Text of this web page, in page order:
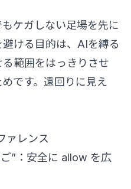
ケガしない足場を先に
ける目的は、AIを縛る
範囲をはっきりさせ
めです。遠回りに見え
ァレンス
”：安全に allow を広